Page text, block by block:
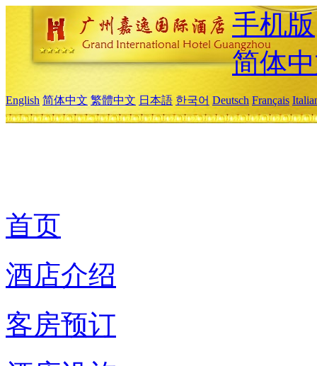
手机版
简体
English 简体中文 繁體中文 日本語 한국어 Deutsch Français
首页
酒店介绍
客房预订